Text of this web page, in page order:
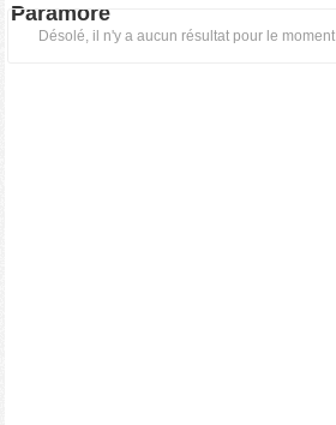
Paramore
Désolé, il n'y a aucun résultat pour le moment